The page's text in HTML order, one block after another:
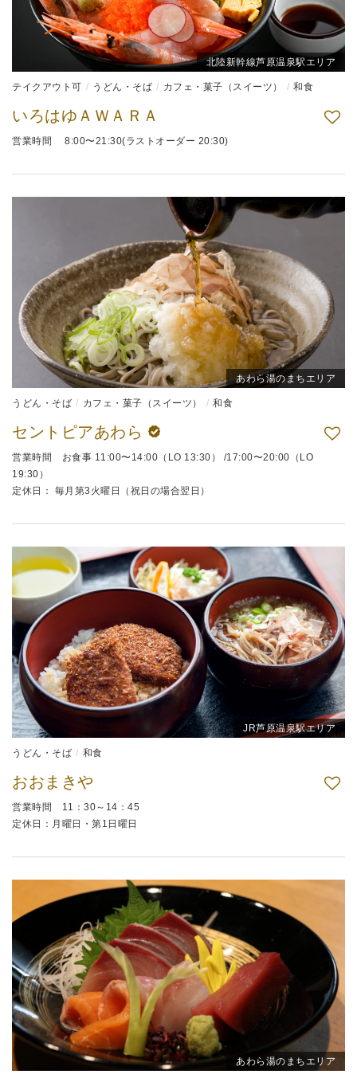
北陸新幹線芦原温泉駅エリア
テイクアウト可 うどん・そば カフェ・菓子（スイーツ） 和食
いろはゆＡＷＡＲＡ
営業時間 8:00〜21:30(ラストオーダー 20:30)
あわら湯のまちエリア
うどん・そば カフェ・菓子（スイーツ） 和食
セントピアあわら
営業時間 お食事 11:00〜14:00（LO 13:30） /17:00〜20:00（LO
19:30）
定休日： 毎月第3火曜日（祝日の場合翌日）
JR芦原温泉駅エリア
うどん・そば 和食
おおまきや
営業時間 11：30～14：45
定休日：月曜日・第1日曜日
あわら湯のまちエリア